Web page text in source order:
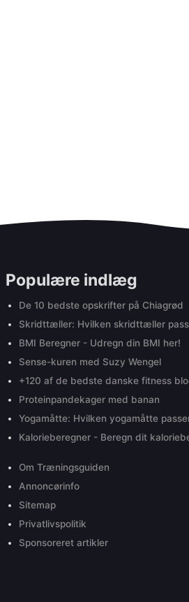
Populære indlæg
De 10 bedste opskrifter på Chiagrød
Skridttæller: Hvilken skridttæller
BMI Beregner - Udregn din BMI her!
Sense-kuren med Suzy Wengel
+120 af de bedste danske fitness
Proteinpandekager med banan
Yogamåtte: Hvilken yogamåtte
Kalorieberegner - Beregn dit
Om Træningsguiden
Annoncørinfo
Sitemap
Privatlivspolitik
Sponsoreret artikler